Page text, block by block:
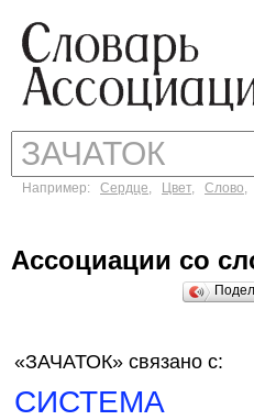
Например: Сердце, Цвет, Слово,
Ассоциации со
«ЗАЧАТОК» связано с:
СИСТЕМА